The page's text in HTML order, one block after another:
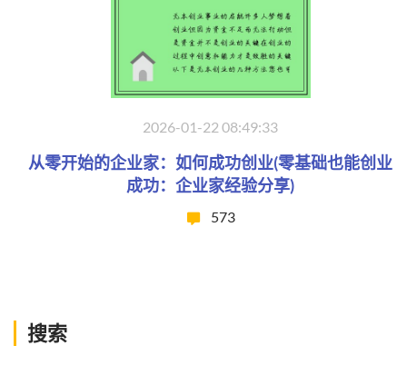
2026-01-22 08:49:33
从零开始的企业家：如何成功创业(零基础也能创业
成功：企业家经验分享)
573
搜索